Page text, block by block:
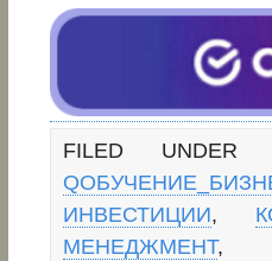
FILED UNDER
ИНВЕСТИЦИИ,
МЕНЕДЖМЕНТ